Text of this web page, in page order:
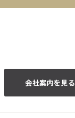
会社案内を見る